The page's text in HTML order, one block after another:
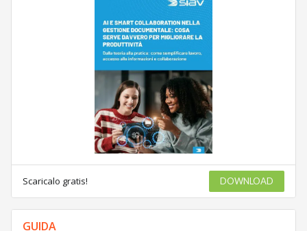
Scaricalo gratis! DOWNLOAD
GUIDA